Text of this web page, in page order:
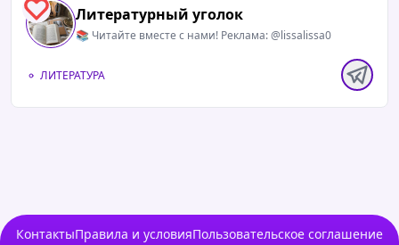
0 Литературный уголок
📚 Читайте вместе с нами! Реклама: @lissalissa0
ЛИТЕРАТУРА
КонтактыПравила и условияПользовательское соглашение